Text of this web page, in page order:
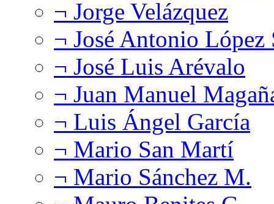
¬ Jorge Velázquez
¬ José Antonio López
¬ José Luis Arévalo
¬ Juan Manuel
¬ Luis Ángel García
¬ Mario San Martí
¬ Mario Sánchez M.